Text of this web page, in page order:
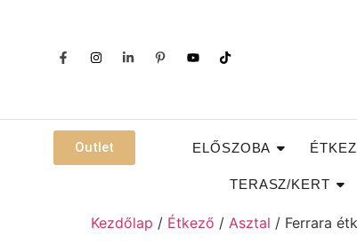
Outlet ELŐSZOBA
TERASZ/KERT
Kezdőlap / Étkező / Asztal / Ferrara